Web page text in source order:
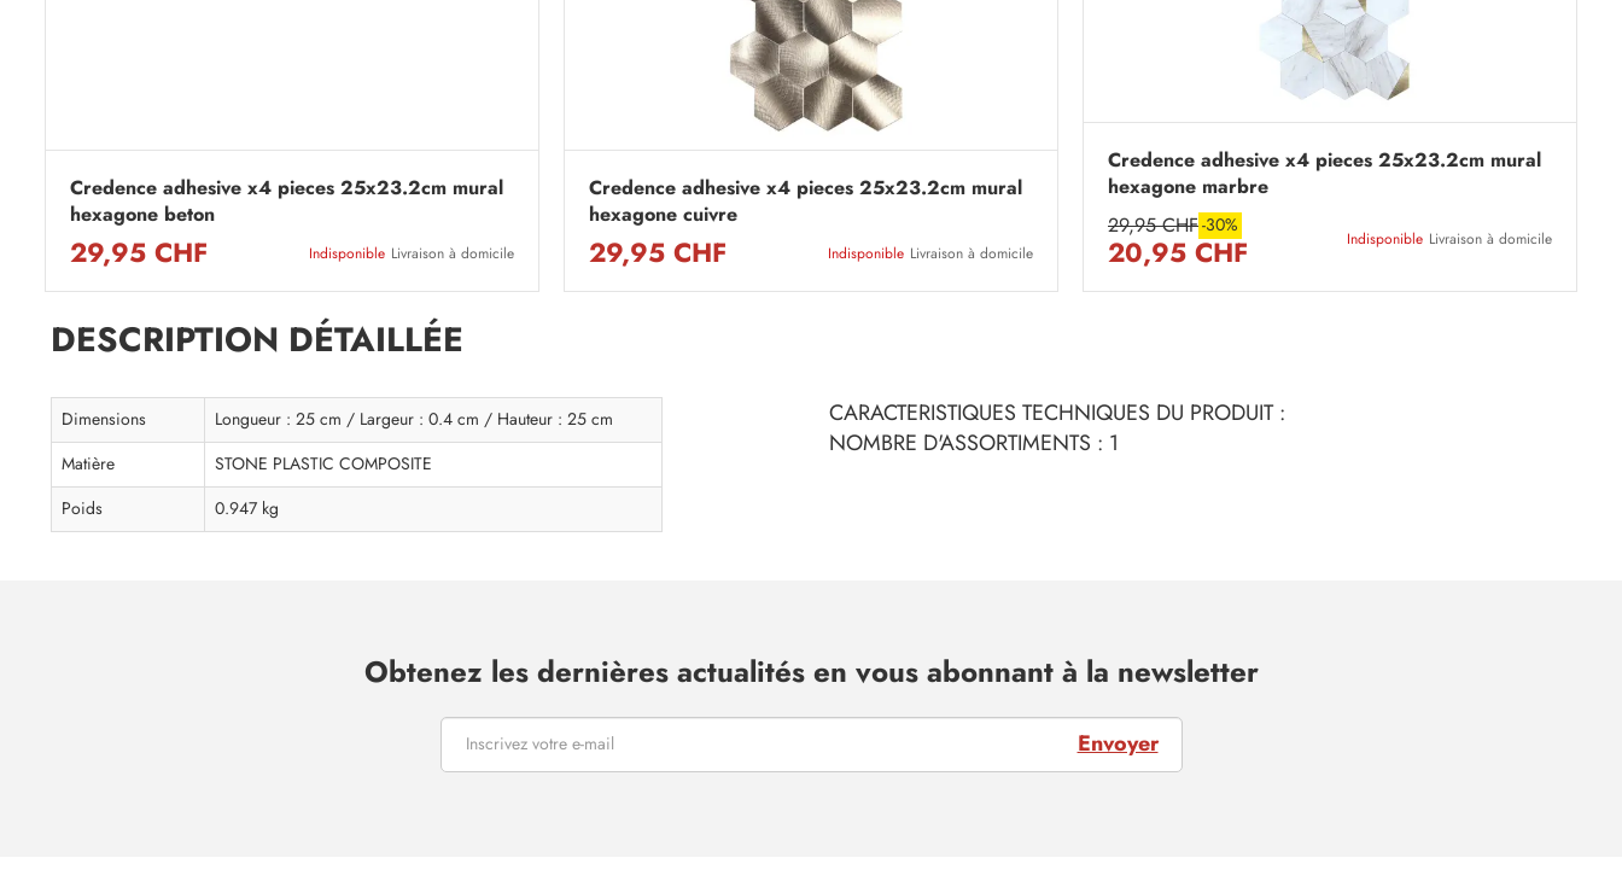
Credence adhesive x4 pieces 25x23.2cm mural
hexagone beton
29,95 CHF Indisponible Livraison à domicile
Credence adhesive x4 pieces 25x23.2cm mural
hexagone cuivre
29,95 CHF Indisponible Livraison à domicile
Credence adhesive x4 pieces 25x23.2cm mural
hexagone marbre
29,95 CHF-30%
20,95 CHF Indisponible Livraison à domicile
DESCRIPTION DÉTAILLÉE
Dimensions
Longueur : 25 cm / Largeur : 0.4 cm / Hauteur : 25 cm
Matière
STONE PLASTIC COMPOSITE
Poids
0.947 kg
CARACTERISTIQUES TECHNIQUES DU PRODUIT :
NOMBRE D'ASSORTIMENTS : 1
Obtenez les dernières actualités en vous abonnant à la newsletter
Envoyer